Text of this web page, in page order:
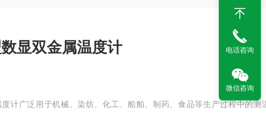
显双金属温度计
计广泛用于机械、染纺、化工、船舶、制药、食品等生产过程中的测
电话咨询
微信咨询